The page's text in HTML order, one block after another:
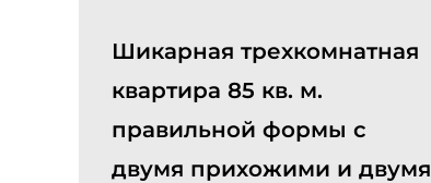
Шикарная трехкомнатная
квартира 85 кв. м.
правильной формы с
двумя прихожими и двумя